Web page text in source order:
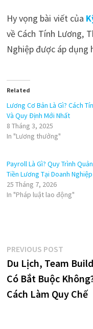
Hy vọng bài viết của
về Cách Tính Lương,
Nghiệp được áp dụng
Related
Lương Cơ Bản Là Gì? Cách
Và Quy Định Mới Nhất
8 Tháng 3, 2025
In "Lương thưởng"
Payroll Là Gì? Quy Trình
Tiền Lương Tại Doanh Nghiệp
25 Tháng 7, 2026
In "Pháp luật lao động"
Điều
hướng
bài
PREVIOUS POSTPrevious
post:
Du Lịch, Team
Có Bắt Buộc
Cách Làm Quy Chế